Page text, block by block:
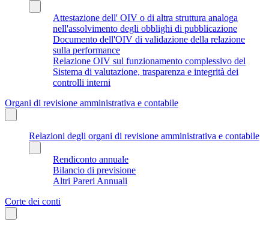
Attestazione dell' OIV o di altra struttura analoga
nell'assolvimento degli obblighi di pubblicazione
Documento dell'OIV di validazione della relazione
sulla performance
Relazione OIV sul funzionamento complessivo del
Sistema di valutazione, trasparenza e integrità dei
controlli interni
Organi di revisione amministrativa e contabile
Relazioni degli organi di revisione amministrativa e contabile
Rendiconto annuale
Bilancio di previsione
Altri Pareri Annuali
Corte dei conti